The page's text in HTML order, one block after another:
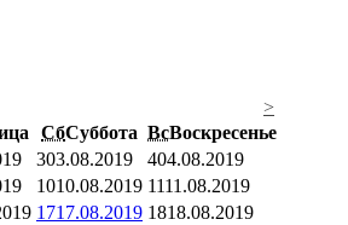
>
СбСуббота ВсВоскресенье
303.08.2019 404.08.2019
1010.08.2019 1111.08.2019
1717.08.2019 1818.08.2019